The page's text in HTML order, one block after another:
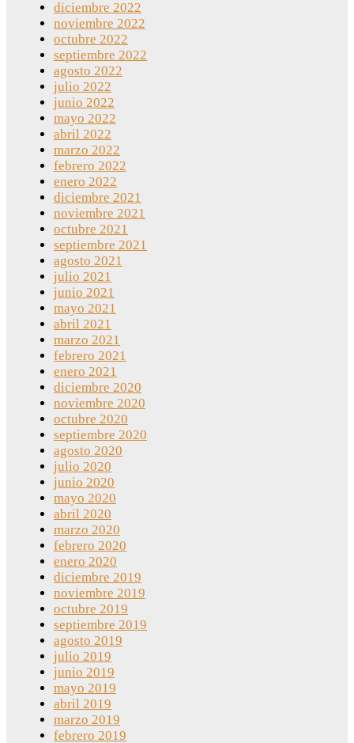
diciembre 2022
noviembre 2022
octubre 2022
septiembre 2022
agosto 2022
julio 2022
junio 2022
mayo 2022
abril 2022
marzo 2022
febrero 2022
enero 2022
diciembre 2021
noviembre 2021
octubre 2021
septiembre 2021
agosto 2021
julio 2021
junio 2021
mayo 2021
abril 2021
marzo 2021
febrero 2021
enero 2021
diciembre 2020
noviembre 2020
octubre 2020
septiembre 2020
agosto 2020
julio 2020
junio 2020
mayo 2020
abril 2020
marzo 2020
febrero 2020
enero 2020
diciembre 2019
noviembre 2019
octubre 2019
septiembre 2019
agosto 2019
julio 2019
junio 2019
mayo 2019
abril 2019
marzo 2019
febrero 2019